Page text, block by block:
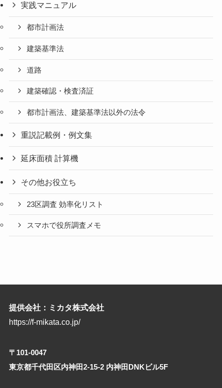
実践マニュアル
都市計画法
建築基準法
道路
建築確認・検査済証
都市計画法、建築基準法以外の法令
重説記載例・例文集
延床面積 計算機
その他お役立ち
23区調査 効率化リスト
スマホで役所調査メモ
提供会社：ミカタ株式会社
https://f-mikata.co.jp/
〒101-0047
東京都千代田区内神田2-15-2 内神田DNKビル5F